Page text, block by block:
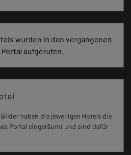
wurden in den vergangenen
aufgerufen.
haben die jeweiligen Hotels die
Portal eingeräumt und sind dafür